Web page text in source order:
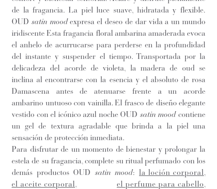
de la fragancia. La piel luce suave, hidratada y flexible.
OUD satin moodexpresa el deseo de dar vida a un mundo
iridiscente Esta fragancia floral ambarina amaderada evoca
el anhelo de acurrucarse para perderse en la profundidad
del instante y suspender el tiempo. Transportada por la
delicadeza del acorde de violeta, la madera de oud se
inclina al encontrarse con la esencia y el absoluto de rosa
Damascena antes de atenuarse frente a un acorde
ambarino untuoso con vainilla. El frasco de diseño elegante
vestido con el icónico azul noche OUD satin moodcontiene
un gel de textura agradable que brinda a la piel una
sensación de protección inmediata.
Para disfrutar de un momento de bienestar y prolongar la
estela de su fragancia, complete su ritual perfumado con los
demás productos OUD satin mood:la loción corporal
el aceite corporal
el perfume para cabello